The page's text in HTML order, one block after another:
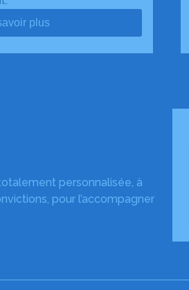
plus
personnalisée, à
pour l’accompagner